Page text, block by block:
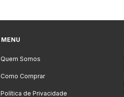
MENU
Quem Somos
Como Comprar
Política de Privacidade